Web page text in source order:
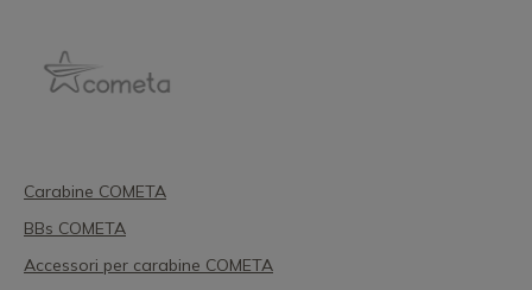
Carabine COMETA
BBs COMETA
Accessori per carabine COMETA